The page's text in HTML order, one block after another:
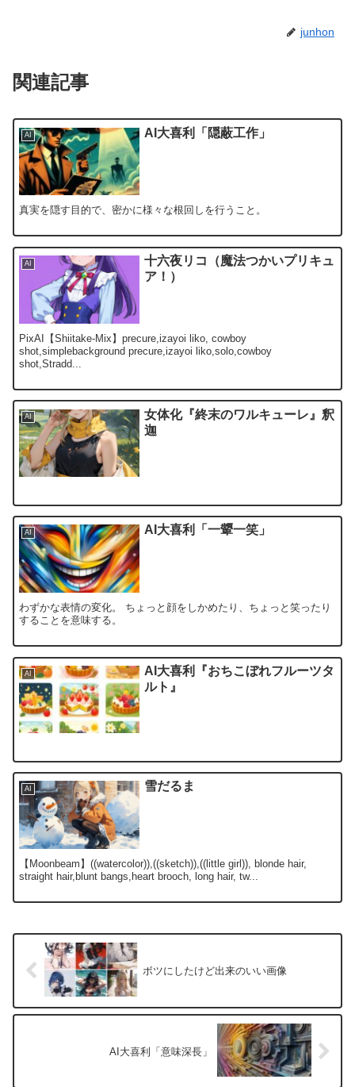
junhon
関連記事
AI AI大喜利「隠蔽工作」
真実を隠す目的で、密かに様々な根回しを行うこと。
AI
十六夜リコ（魔法つかいプリキュ
ア！）
PixAI【Shiitake-Mix】precure,izayoi liko, cowboy
shot,simplebackground precure,izayoi liko,solo,cowboy
shot,Stradd...
AI
女体化『終末のワルキューレ』釈
迦
AI AI大喜利「一顰一笑」
わずかな表情の変化。 ちょっと顔をしかめたり、ちょっと笑ったり
することを意味する。
AI
AI大喜利『おちこぼれフルーツタ
ルト』
AI 雪だるま
【Moonbeam】((watercolor)),((sketch)),((little girl)), blonde hair,
straight hair,blunt bangs,heart brooch, long hair, tw...
ボツにしたけど出来のいい画像
AI大喜利「意味深長」